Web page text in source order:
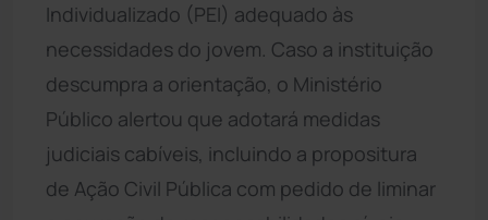
Individualizado (PEI) adequado às
necessidades do jovem. Caso a instituição
descumpra a orientação, o Ministério
Público alertou que adotará medidas
judiciais cabíveis, incluindo a propositura
de Ação Civil Pública com pedido de liminar